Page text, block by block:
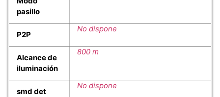
pasillo
P2P
No dispone
Alcance de
iluminación
800 m
smd det
No dispone